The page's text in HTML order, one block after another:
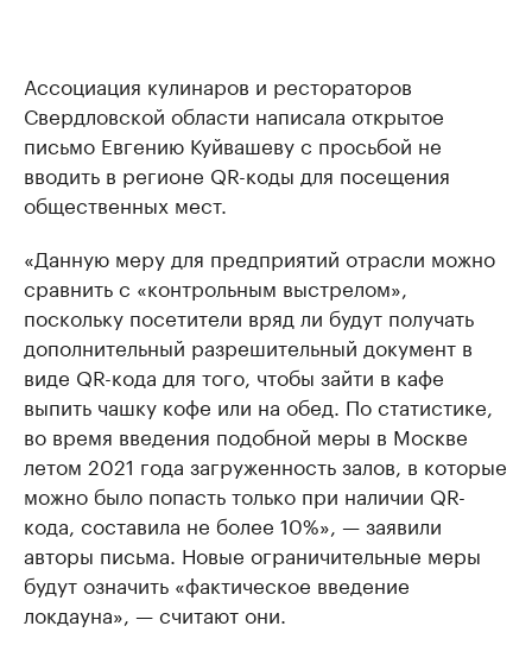
Ассоциация кулинаров и рестораторов
Свердловской области написала открытое
письмо Евгению Куйвашеву с просьбой не
вводить в регионе QR-коды для посещения
общественных мест.
«Данную меру для предприятий отрасли можно
сравнить с «контрольным выстрелом»,
поскольку посетители вряд ли будут получать
дополнительный разрешительный документ в
виде QR-кода для того, чтобы зайти в кафе
выпить чашку кофе или на обед. По статистике,
во время введения подобной меры в Москве
летом 2021 года загруженность залов, в которые
можно было попасть только при наличии QR-
кода, составила не более 10%», — заявили
авторы письма. Новые ограничительные меры
будут означить «фактическое введение
локдауна», — считают они.